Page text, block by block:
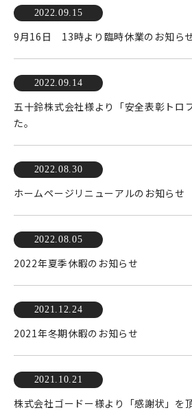
2022.09.15
9月16日 13時より臨時休業のお知ら
2022.09.14
五十鈴株式会社様より「安全表彰トロ
た。
2022.08.30
ホームページリニューアルのお知らせ
2022.08.05
2022年夏季休暇のお知らせ
2021.12.24
2021年冬期休暇のお知らせ
2021.10.21
株式会社ゴードー様より「感謝状」を